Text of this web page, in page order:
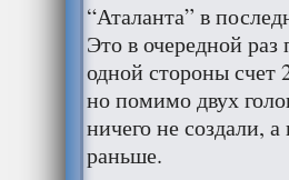
“Аталанта” в
Это в очередной
одной стороны счет
но помимо двух
ничего не создали,
раньше.